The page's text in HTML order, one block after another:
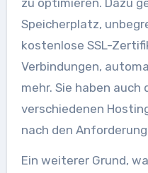
Speicherplatz,
kostenlose SSL-
Verbindungen,
mehr. Sie haben auch
verschiedenen
nach den
Ein weiterer Grund,